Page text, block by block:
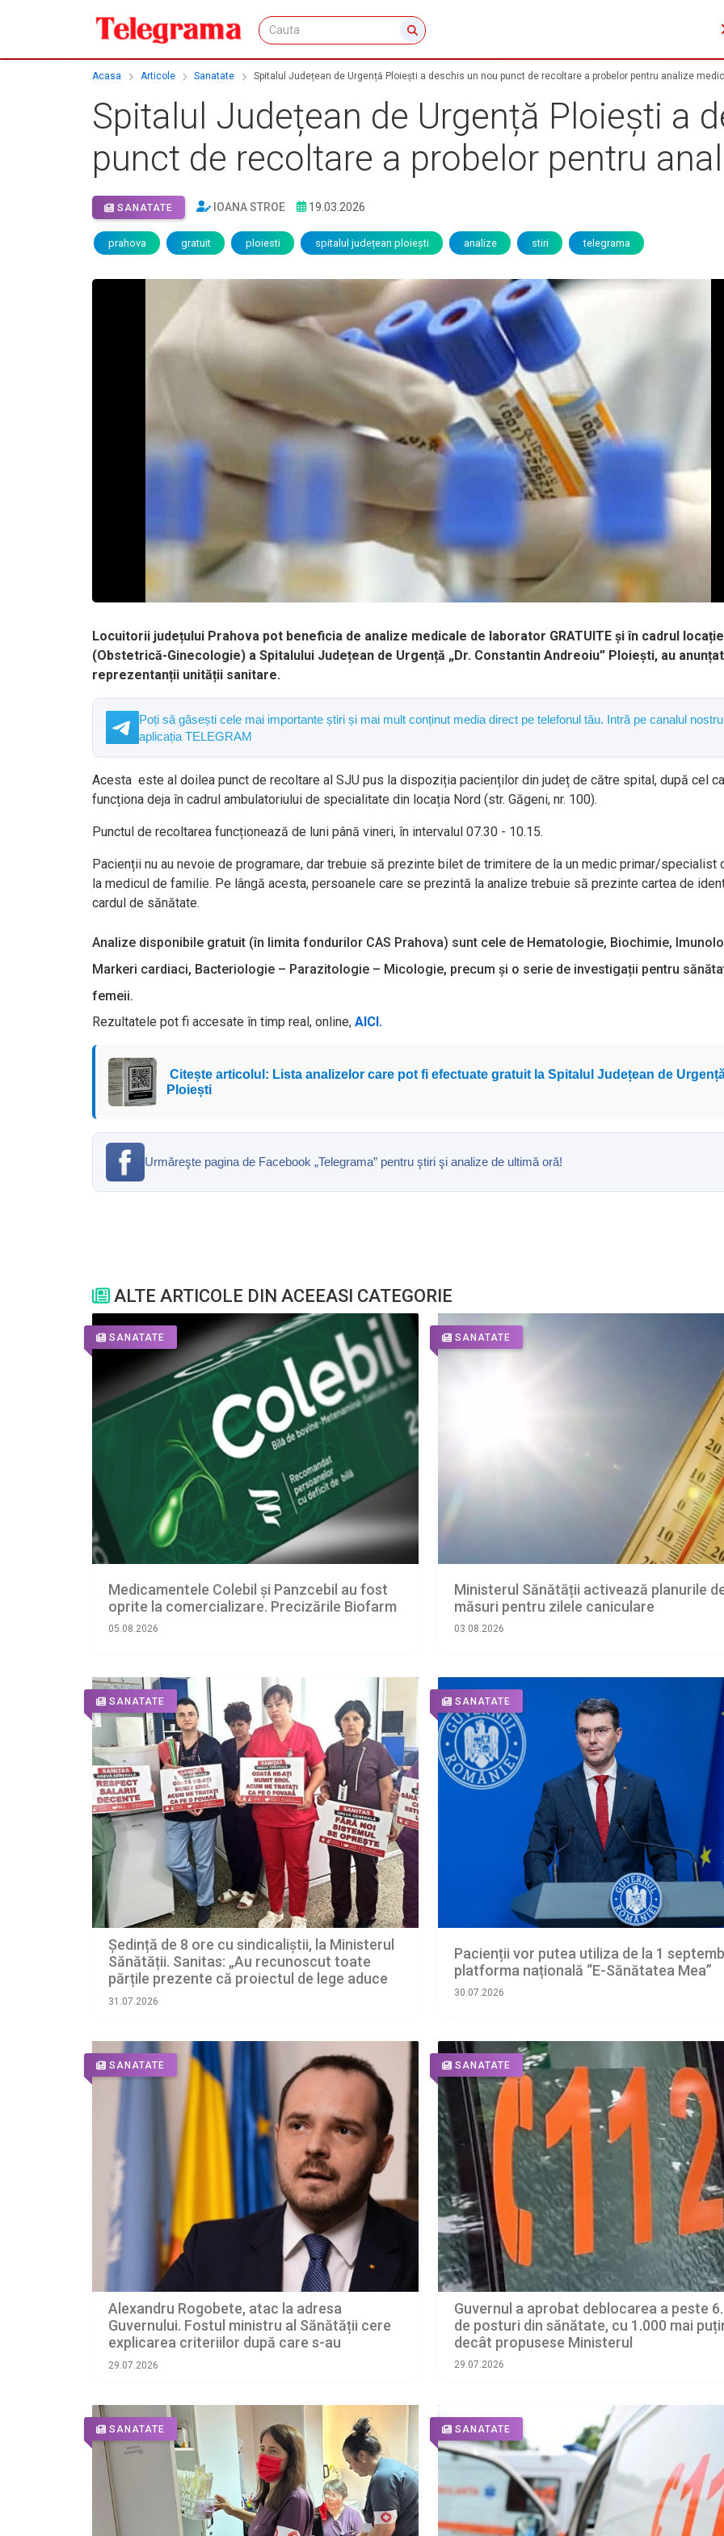
Acasa Articole Sanatate Spitalul Județean de Urgență Ploiești a deschis un nou punct de recoltare a probelor pentru analize
Spitalul Județean de Urgență Ploiești a
punct de recoltare a probelor pentru
SANATATE IOANA STROE 19.03.2026
prahova gratuit ploiesti spitalul județean ploiești analize stiri telegrama
Locuitorii județului Prahova pot beneficia de analize medicale de laborator GRATUITE și în cadrul
(Obstetrică-Ginecologie) a Spitalului Județean de Urgență „Dr. Constantin Andreoiu” Ploiești, au anunțat
reprezentanții unității sanitare.
Poți să găsești cele mai importante știri și mai mult conținut media direct pe telefonul tău. Intră pe canalul
aplicația TELEGRAM
Acesta este al doilea punct de recoltare al SJU pus la dispoziția pacienților din județ de către spital, după cel
funcționa deja în cadrul ambulatoriului de specialitate din locația Nord (str. Găgeni, nr. 100).
Punctul de recoltarea funcționează de luni până vineri, în intervalul 07.30 - 10.15.
Pacienții nu au nevoie de programare, dar trebuie să prezinte bilet de trimitere de la un medic primar/specialist
la medicul de familie. Pe lângă acesta, persoanele care se prezintă la analize trebuie să prezinte cartea de
cardul de sănătate.
Analize disponibile gratuit (în limita fondurilor CAS Prahova) sunt cele de Hematologie, Biochimie,
Markeri cardiaci, Bacteriologie – Parazitologie – Micologie, precum și o serie de investigații pentru
femeii.
Rezultatele pot fi accesate în timp real, online, AICI.
Citește articolul: Lista analizelor care pot fi efectuate gratuit la Spitalul Județean de
Ploiești
Urmăreşte pagina de Facebook „Telegrama” pentru ştiri şi analize de ultimă oră!
ALTE ARTICOLE DIN ACEEASI CATEGORIE
SANATATE
Medicamentele Colebil și Panzcebil au fost
oprite la comercializare. Precizările Biofarm
05.08.2026
SANATATE
Ministerul Sănătății activează planurile
măsuri pentru zilele caniculare
03.08.2026
SANATATE
Ședință de 8 ore cu sindicaliștii, la Ministerul
Sănătății. Sanitas: „Au recunoscut toate
părțile prezente că proiectul de lege aduce
pierderi de venituri”
31.07.2026
SANATATE
Pacienții vor putea utiliza de la 1
platforma națională “E-Sănătatea Mea”
30.07.2026
SANATATE
Alexandru Rogobete, atac la adresa
Guvernului. Fostul ministru al Sănătății cere
explicarea criteriilor după care s-au
deblocat posturi la spitalele din țară
29.07.2026
SANATATE
Guvernul a aprobat deblocarea a peste
de posturi din sănătate, cu 1.000 mai
decât propusese Ministerul
29.07.2026
SANATATE SANATATE